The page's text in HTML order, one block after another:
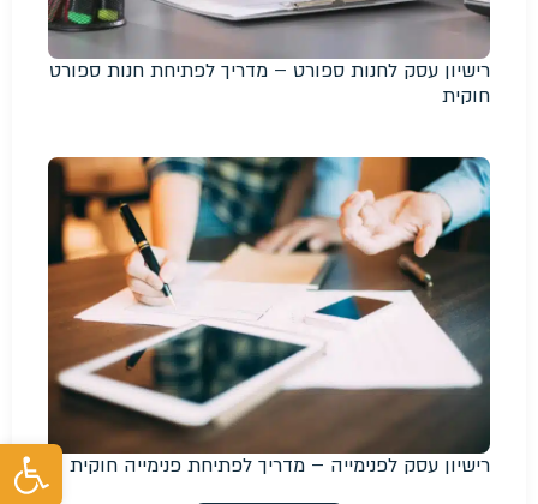
רישיון עסק לחנות ספורט – מדריך לפתיחת חנות ספורט
חוקית
רישיון עסק לפנימייה – מדריך לפתיחת פנימייה חוקית